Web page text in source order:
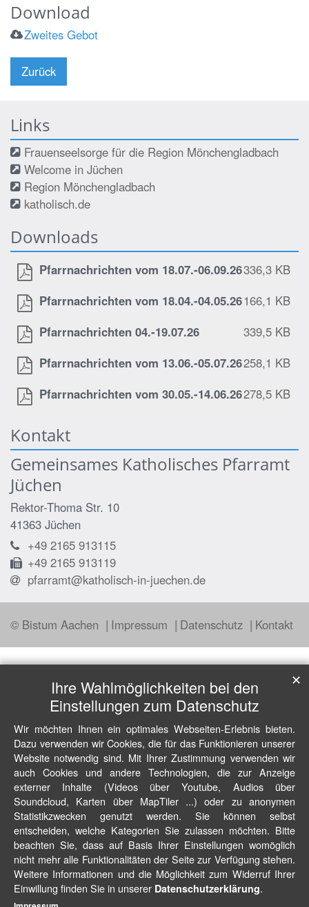
Download
Zweites Gebot
Zurück
Links
Frauenseelsorge für die Region Mönchengladbach
Welcome in Jüchen
Region Mönchengladbach
katholisch.de
Downloads
Pfarrnachrichten vom 18.07.-06.09.26336,3 KB
Pfarrnachrichten vom 18.04.-04.05.26166,1 KB
Pfarrnachrichten 04.-19.07.26
339,5 KB
Pfarrnachrichten vom 13.06.-05.07.26258,1 KB
Pfarrnachrichten vom 30.05.-14.06.26278,5 KB
Kontakt
Gemeinsames Katholisches Pfarramt
Jüchen
Rektor-Thoma Str. 10
41363 Jüchen
+49 2165 913115
+49 2165 913119
pfarramt@katholisch-in-juechen.de
© Bistum Aachen Impressum Datenschutz Kontakt
Ihre Wahlmöglichkeiten bei den
Einstellungen zum Datenschutz
Wir möchten Ihnen ein optimales Webseiten-Erlebnis bieten.
Dazu verwenden wir Cookies, die für das Funktionieren unserer
Website notwendig sind. Mit Ihrer Zustimmung verwenden wir
auch Cookies und andere Technologien, die zur Anzeige
externer Inhalte (Videos über Youtube, Audios über
Soundcloud, Karten über MapTiler ...) oder zu anonymen
Statistikzwecken genutzt werden. Sie können selbst
entscheiden, welche Kategorien Sie zulassen möchten. Bitte
beachten Sie, dass auf Basis Ihrer Einstellungen womöglich
nicht mehr alle Funktionalitäten der Seite zur Verfügung stehen.
Weitere Informationen und die Möglichkeit zum Widerruf Ihrer
Einwillung finden Sie in unserer Datenschutzerklärung.
✕